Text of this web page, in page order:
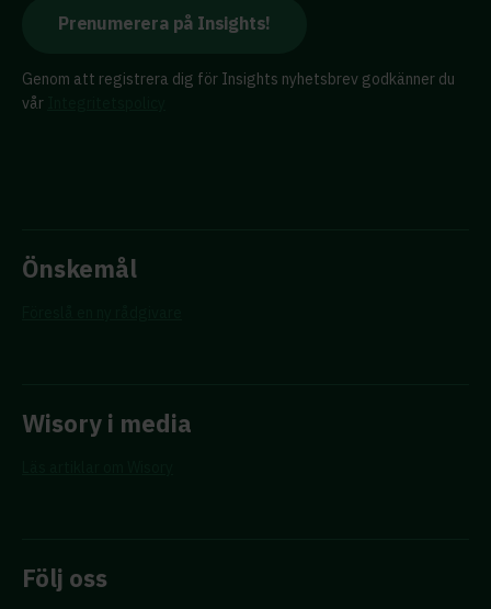
Genom att registrera dig för Insights nyhetsbrev godkänner du
vår
Önskemål
Wisory i media
Följ oss